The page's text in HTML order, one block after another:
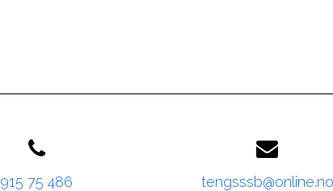
915 75 486 tengsssb@online.no